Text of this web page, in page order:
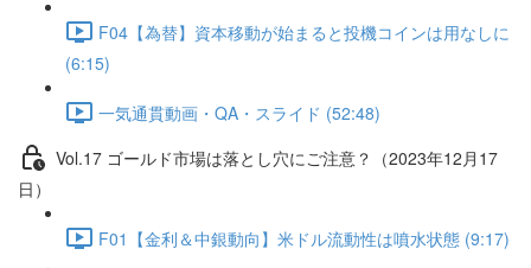
F04【為替】資本移動が始まると投機コインは用なしに
(6:15)
一気通貫動画・QA・スライド (52:48)
Vol.17 ゴールド市場は落とし穴にご注意？（2023年12月17
日）
F01【金利＆中銀動向】米ドル流動性は噴水状態 (9:17)